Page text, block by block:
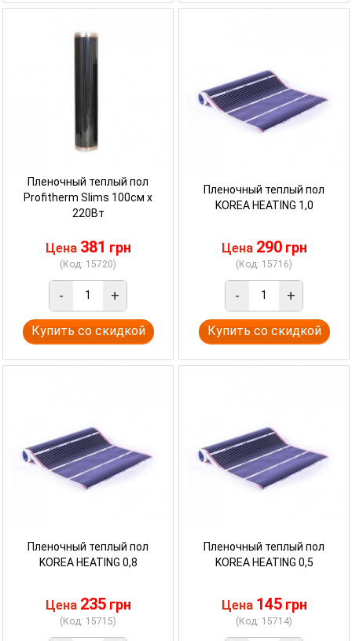
Пленочный теплый пол
Profitherm Slims 100см х
220Вт
Цена 381 грн
(Код: 15720)
- +
Купить со скидкой
Пленочный теплый пол
KOREA HEATING 1,0
Цена 290 грн
(Код: 15716)
- +
Купить со скидкой
Пленочный теплый пол
KOREA HEATING 0,8
Цена 235 грн
(Код: 15715)
Пленочный теплый пол
KOREA HEATING 0,5
Цена 145 грн
(Код: 15714)